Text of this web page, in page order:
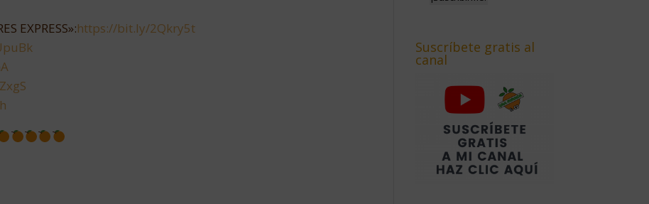
EXPRESS»:https://bit.ly/2Qkry5t
Suscríbete gratis al
canal